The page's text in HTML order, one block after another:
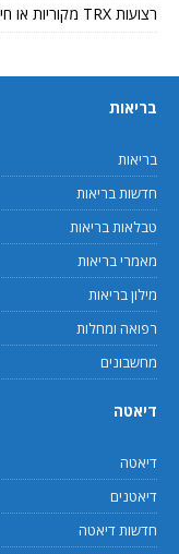
רצועות TRX מקוריות או חיקוי?
בריאות
בריאות
חדשות בריאות
טבלאות בריאות
מאמרי בריאות
מילון בריאות
רפואה ומחלות
מחשבונים
דיאטה
דיאטה
דיאטנים
חדשות דיאטה